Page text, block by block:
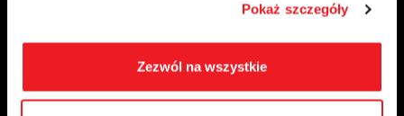
Pokaż szczegóły
Zezwól na wszystkie